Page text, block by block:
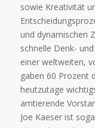
sowie Kreativität
und dynamischen
schnelle Denk-
einer weltweiten,
gaben 60 Prozent
heutzutage
amtierende
Joe Kaeser ist